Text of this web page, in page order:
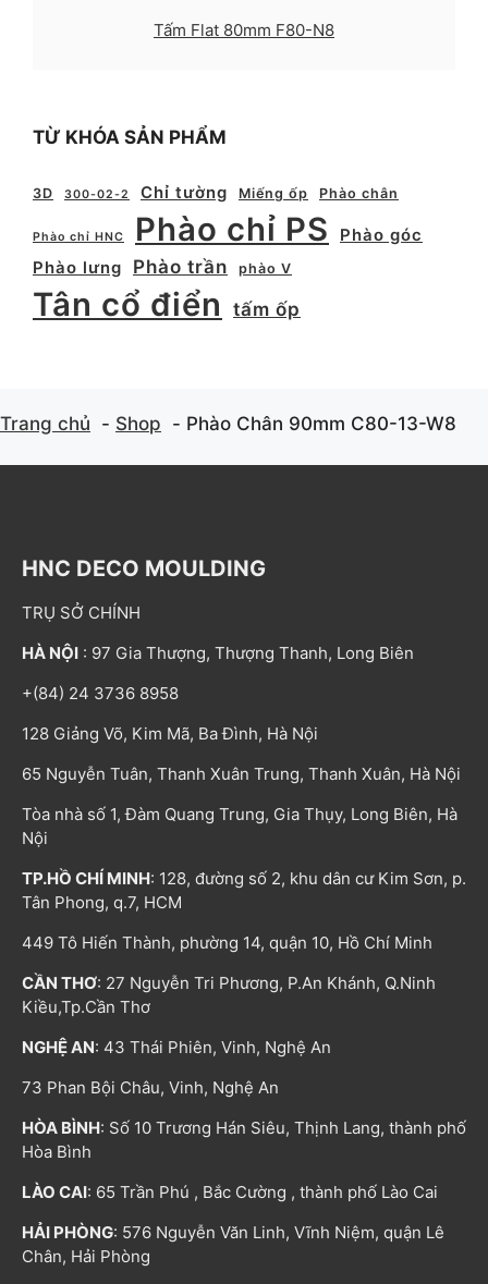
Tấm Flat 80mm F80-N8
TỪ KHÓA SẢN PHẨM
3D 300-02-2 Chỉ tường Miếng ốp Phào chân
Phào chỉ HNC Phào chỉ PS
Phào góc
Phào lưng
Phào trần phào V
Tân cổ điển tấm ốp
Trang chủ Shop Phào Chân 90mm C80-13-W8
HNC DECO MOULDING
TRỤ SỞ CHÍNH
HÀ NỘI : 97 Gia Thượng, Thượng Thanh, Long Biên
+(84) 24 3736 8958
128 Giảng Võ, Kim Mã, Ba Đình, Hà Nội
65 Nguyễn Tuân, Thanh Xuân Trung, Thanh Xuân, Hà Nội
Tòa nhà số 1, Đàm Quang Trung, Gia Thụy, Long Biên, Hà
Nội
TP.HỒ CHÍ MINH: 128, đường số 2, khu dân cư Kim Sơn, p.
Tân Phong, q.7, HCM
449 Tô Hiến Thành, phường 14, quận 10, Hồ Chí Minh
CẦN THƠ: 27 Nguyễn Tri Phương, P.An Khánh, Q.Ninh
Kiều,Tp.Cần Thơ
NGHỆ AN: 43 Thái Phiên, Vinh, Nghệ An
73 Phan Bội Châu, Vinh, Nghệ An
HÒA BÌNH: Số 10 Trương Hán Siêu, Thịnh Lang, thành phố
Hòa Bình
LÀO CAI: 65 Trần Phú , Bắc Cường , thành phố Lào Cai
HẢI PHÒNG: 576 Nguyễn Văn Linh, Vĩnh Niệm, quận Lê
Chân, Hải Phòng